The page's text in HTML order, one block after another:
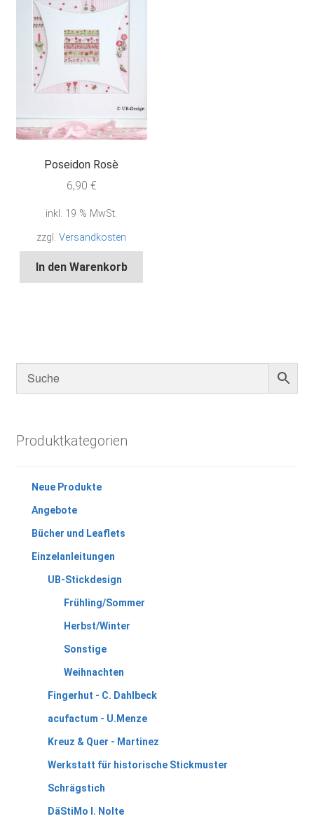
Poseidon Rosè
6,90 €
inkl. 19 % MwSt.
zzgl.Versandkosten
In den Warenkorb
Produktkategorien
Neue Produkte
Angebote
Bücher und Leaflets
Einzelanleitungen
UB-Stickdesign
Frühling/Sommer
Herbst/Winter
Sonstige
Weihnachten
Fingerhut - C. Dahlbeck
acufactum - U.Menze
Kreuz & Quer - Martinez
Werkstatt für historische Stickmuster
Schrägstich
DäStiMo I. Nolte